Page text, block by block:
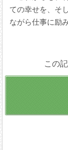
ての幸せを、そ
ながら仕事に励
この